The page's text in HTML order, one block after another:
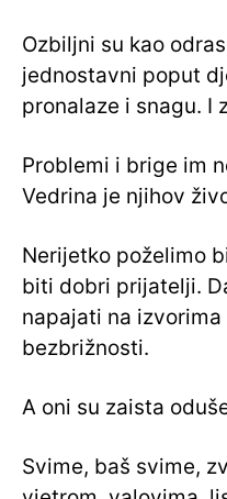
Ozbiljni su kao
jednostavni poput
pronalaze i snagu. I
Problemi i brige im
Vedrina je njihov
Nerijetko poželimo
biti dobri prijatelji.
napajati na
bezbrižnosti.
A oni su zaista
Svime, baš svime,